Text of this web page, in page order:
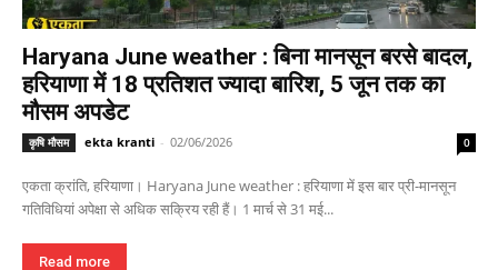
Haryana June weather : बिना मानसून बरसे बादल,
हरियाणा में 18 प्रतिशत ज्यादा बारिश, 5 जून तक का
मौसम अपडेट
कृषि मौसम ekta kranti - 02/06/2026 0
एकता क्रांति, हरियाणा। Haryana June weather : हरियाणा में इस बार प्री-मानसून
गतिविधियां अपेक्षा से अधिक सक्रिय रही हैं। 1 मार्च से 31 मई...
Read more